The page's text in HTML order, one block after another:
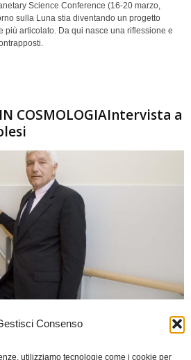
Consenso
utilizziamo tecnologie come i cookie per
Science Conference (16-20 marzo,
sulla Luna stia diventando un progetto
più articolato. Da qui nasce una riflessione e
IN COSMOLOGIAIntervista a
0
Planck. Il dialogo ripercorre i principali